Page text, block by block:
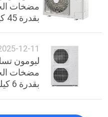
مضخات
بقدرة 45 كيلوواط إلى إيطاليا
12-11
مضخات
بقدرة 6 كيلوواط إلى هولندا